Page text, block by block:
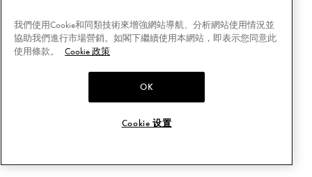
我們使用Cookie和同類技術來增強網站導航、分析網站使用情況並
協助我們進行市場營銷。如閣下繼續使用本網站，即表示您同意此
使用條款。
Cookie 政策
OK
Cookie 设置